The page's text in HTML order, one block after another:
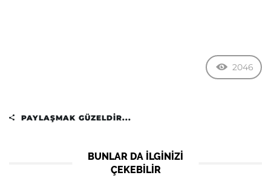
2046
PAYLAŞMAK GÜZELDIR...
BUNLAR DA ILGINIZI
ÇEKEBILIR